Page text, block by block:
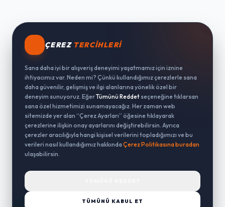
ÇEREZ TERCIHLERI
Sana daha iyi bir alışveriş deneyimi yaşatmamız için iznine
ihtiyacımız var. Neden mi? Çünkü kullandığımız çerezlerle sana
daha güvenilir, gelişmiş ve ilgi alanlarına yönelik özel bir
deneyim sunuyoruz. EğerTümünü Reddet seçeneğine tıklarsan
sana özel hizmetimizi sunamayacağız. Her zaman web
sitemizde yer alan “Çerez Ayarları” öğesine tıklayarak
çerezlerine ilişkin onay ayarlarını değiştirebilirsin. Ayrıca
çerezler aracılığıyla hangi kişisel verilerini topladığımızı ve bu
verileri nasıl kullandığımız hakkında Çerez Politikasına buradan
ulaşabilirsin.
TÜMÜNÜ KABUL ET